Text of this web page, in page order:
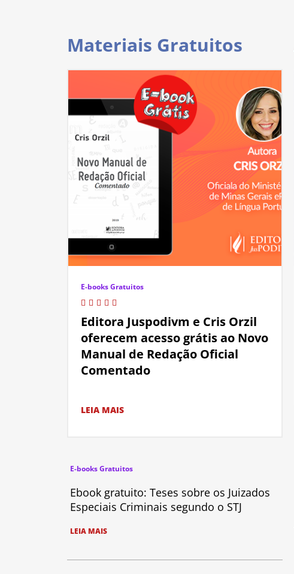
Materiais Gratuitos
E-books Gratuitos
Editora Juspodivm e Cris Orzil
oferecem acesso grátis ao Novo
Manual de Redação Oficial
Comentado
LEIA MAIS
E-books Gratuitos
Ebook gratuito: Teses sobre os Juizados
Especiais Criminais segundo o STJ
LEIA MAIS